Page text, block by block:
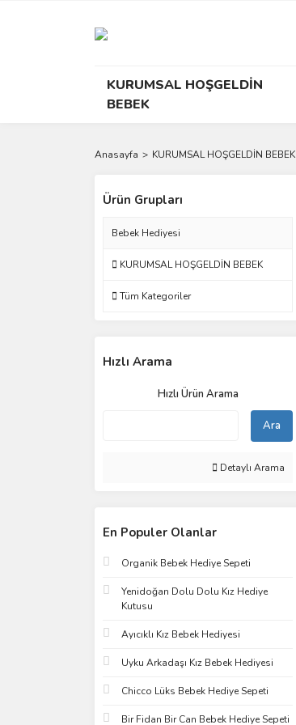
KURUMSAL HOŞGELDİN
BEBEK
Anasayfa KURUMSAL HOŞGELDİN BEBEK
Ürün Grupları
Bebek Hediyesi
KURUMSAL HOŞGELDİN BEBEK
Tüm Kategoriler
Hızlı Arama
Hızlı Ürün Arama
Ara
Detaylı Arama
En Populer Olanlar
Organik Bebek Hediye Sepeti
Yenidoğan Dolu Dolu Kız Hediye
Kutusu
Ayıcıklı Kız Bebek Hediyesi
Uyku Arkadaşı Kız Bebek Hediyesi
Chicco Lüks Bebek Hediye Sepeti
Bir Fidan Bir Can Bebek Hediye Sepeti